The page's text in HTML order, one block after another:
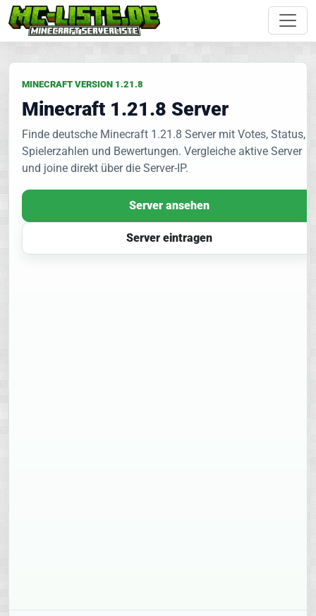
MINECRAFT VERSION 1.21.8
Minecraft 1.21.8 Server
Finde deutsche Minecraft 1.21.8 Server mit Votes, Status,
Spielerzahlen und Bewertungen. Vergleiche aktive Server
und joine direkt über die Server-IP.
Server ansehen
Server eintragen